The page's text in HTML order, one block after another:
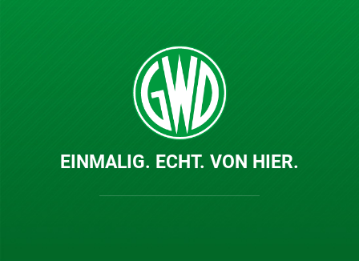
EINMALIG. ECHT. VON HIER.